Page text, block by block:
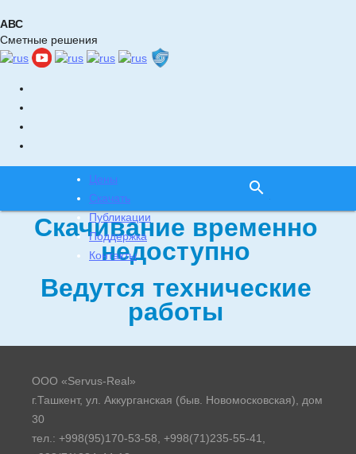
АВС
Сметные решения
Цены
Скачать
Публикации
Поддержка
Контакты
search
Скачивание временно
недоступно
Ведутся технические
работы
ООО «Servus-Real»
г.Ташкент, ул. Аккурганская (быв. Новомосковская), дом
30
тел.: +998(95)170-53-58, +998(71)235-55-41,